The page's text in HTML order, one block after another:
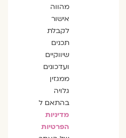
מהווה
אישור
לקבלת
תכנים
שיווקיים
ועדכונים
ממגזין
גלויה
בהתאם ל
מדיניות
הפרטיות